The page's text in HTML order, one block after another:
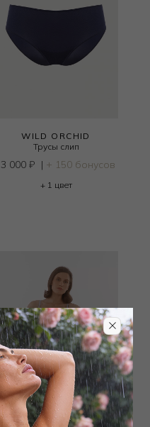
WILD ORCHID
Трусы слип
3 000 ₽ | + 150 бонусов
+ 1 цвет